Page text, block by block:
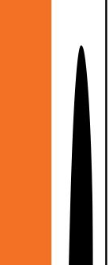
omformer til
hvorfor
NB!